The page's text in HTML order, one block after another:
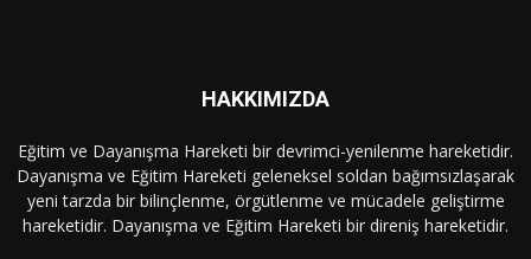
HAKKIMIZDA
Eğitim ve Dayanışma Hareketi bir devrimci-yenilenme hareketidir.
Dayanışma ve Eğitim Hareketi geleneksel soldan bağımsızlaşarak
yeni tarzda bir bilinçlenme, örgütlenme ve mücadele geliştirme
hareketidir. Dayanışma ve Eğitim Hareketi bir direniş hareketidir.